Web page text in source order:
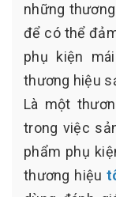
những
để có thể
phụ kiện
thương hiệu
Là một
trong việc
phẩm phụ
thương hiệu